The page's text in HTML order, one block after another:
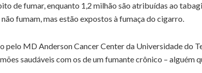
de fumar, enquanto 1,2 milhão são atribuídas ao
fumam, mas estão expostos à fumaça do cigarro.
pelo MD Anderson Cancer Center da Universidade do
saudáveis com os de um fumante crônico – alguém